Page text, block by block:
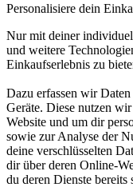
Personalisiere dein
Nur mit deiner
und weitere
Einkaufserlebnis zu
Dazu erfassen wir
Geräte. Diese nutzen
Website und um dir
sowie zur Analyse der
deine verschlüsselten
dir über deren Online-
du deren Dienste bereits